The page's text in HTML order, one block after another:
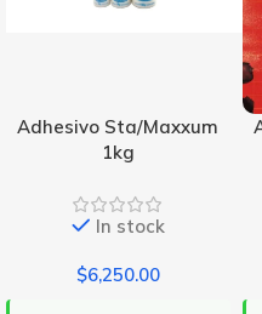
Adhesivo Sta/Maxxum
1kg
In stock
$6,250.00